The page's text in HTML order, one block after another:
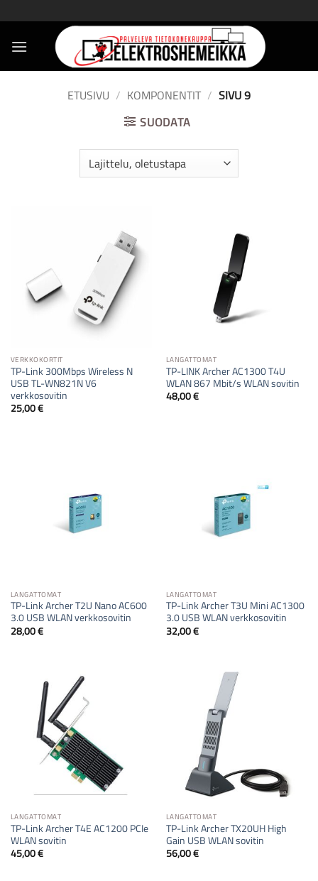
to
content
ETUSIVU / KOMPONENTIT / SIVU 9
SUODATA
VERKKOKORTIT
TP-Link 300Mbps Wireless N
USB TL-WN821N V6
verkkosovitin
25,00€
LANGATTOMAT
TP-LINK Archer AC1300 T4U
WLAN 867 Mbit/s WLAN sovitin
48,00€
LANGATTOMAT
TP-Link Archer T2U Nano AC600
3.0 USB WLAN verkkosovitin
28,00€
LANGATTOMAT
TP-Link Archer T3U Mini AC1300
3.0 USB WLAN verkkosovitin
32,00€
LANGATTOMAT
TP-Link Archer T4E AC1200 PCIe
WLAN sovitin
45,00€
LANGATTOMAT
TP-Link Archer TX20UH High
Gain USB WLAN sovitin
56,00€